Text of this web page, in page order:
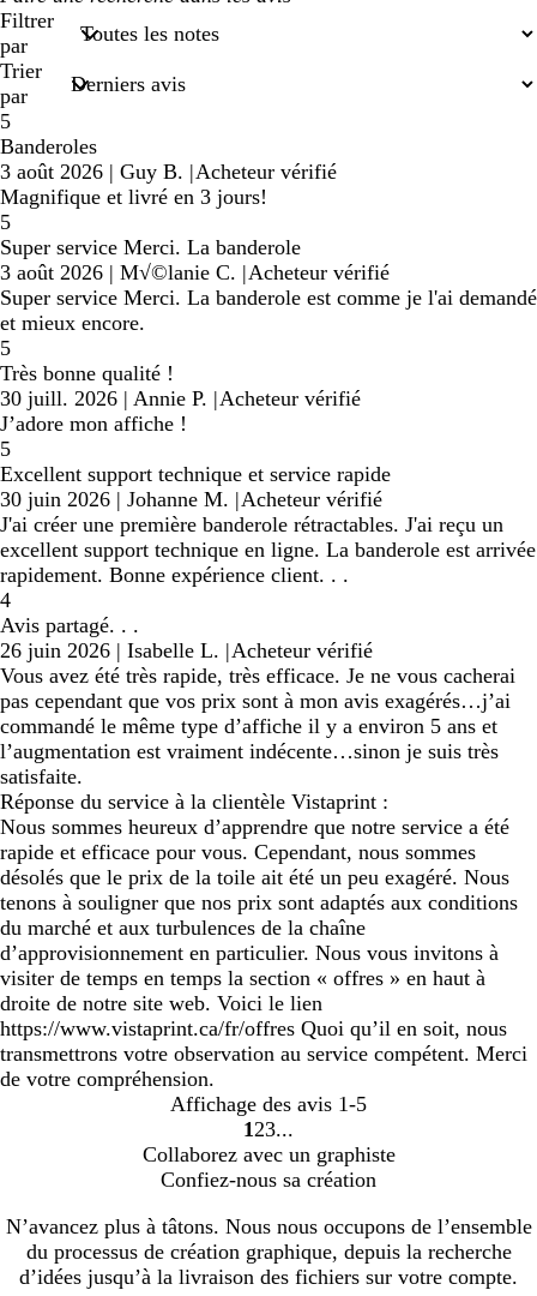
saisies
de
recherche
Filtrer
par
Trier
par
5
Banderoles
3 août 2026 | Guy B. |Acheteur vérifié
Magnifique et livré en 3 jours!
5
Super service Merci. La banderole
3 août 2026 | M√©lanie C. |Acheteur vérifié
Super service Merci. La banderole est comme je l'ai demandé
et mieux encore.
5
Très bonne qualité !
30 juill. 2026 | Annie P. |Acheteur vérifié
J’adore mon affiche !
5
Excellent support technique et service rapide
30 juin 2026 | Johanne M. |Acheteur vérifié
J'ai créer une première banderole rétractables. J'ai reçu un
excellent support technique en ligne. La banderole est arrivée
rapidement. Bonne expérience client. . .
4
Avis partagé. . .
26 juin 2026 | Isabelle L. |Acheteur vérifié
Vous avez été très rapide, très efficace. Je ne vous cacherai
pas cependant que vos prix sont à mon avis exagérés…j’ai
commandé le même type d’affiche il y a environ 5 ans et
l’augmentation est vraiment indécente…sinon je suis très
satisfaite.
Réponse du service à la clientèle Vistaprint :
Nous sommes heureux d’apprendre que notre service a été
rapide et efficace pour vous. Cependant, nous sommes
désolés que le prix de la toile ait été un peu exagéré. Nous
tenons à souligner que nos prix sont adaptés aux conditions
du marché et aux turbulences de la chaîne
d’approvisionnement en particulier. Nous vous invitons à
visiter de temps en temps la section « offres » en haut à
droite de notre site web. Voici le lien
https://www.vistaprint.ca/fr/offres Quoi qu’il en soit, nous
transmettrons votre observation au service compétent. Merci
de votre compréhension.
Affichage des avis 1-5
Accéder
à
la
1 Accéder
à
la
2 Accéder
à
la
3
Collaborez avec un graphiste
Confiez-nous sa création
N’avancez plus à tâtons. Nous nous occupons de l’ensemble
du processus de création graphique, depuis la recherche
d’idées jusqu’à la livraison des fichiers sur votre compte.